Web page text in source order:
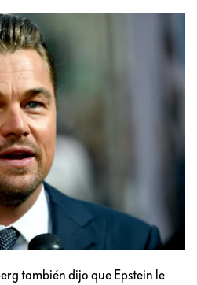
también dijo que Epstein le